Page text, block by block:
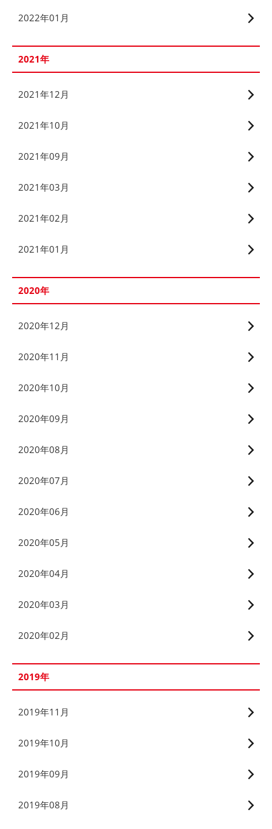
2022年01月
2021年
2021年12月
2021年10月
2021年09月
2021年03月
2021年02月
2021年01月
2020年
2020年12月
2020年11月
2020年10月
2020年09月
2020年08月
2020年07月
2020年06月
2020年05月
2020年04月
2020年03月
2020年02月
2019年
2019年11月
2019年10月
2019年09月
2019年08月